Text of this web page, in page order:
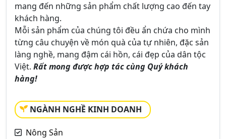
mang đến những sản phẩm chất lượng cao đến tay
khách hàng.
Mỗi sản phẩm của chúng tôi đều ẩn chứa cho mình
từng câu chuyện về món quà của tự nhiên, đặc sản
làng nghề, mang đậm cái hồn, cái đẹp của dân tộc
Việt. Rất mong được hợp tác cùng Quý khách
hàng!
NGÀNH NGHỀ KINH DOANH
Nông Sản